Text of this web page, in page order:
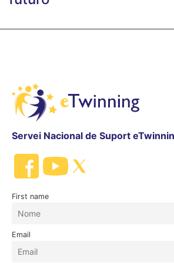
Servei Nacional de Suport
First name
Email